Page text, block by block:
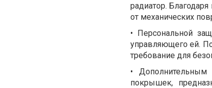
радиатор.
от механических
• Персональной
управляющего ей.
требование для
•
покрышек,